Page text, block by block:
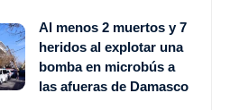
Al menos 2 muertos y 7
heridos al explotar una
bomba en microbús a
las afueras de Damasco